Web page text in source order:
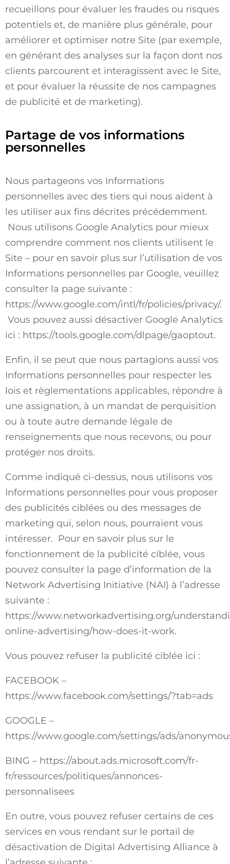
recueillons pour évaluer les fraudes ou risques
potentiels et, de manière plus générale, pour
améliorer et optimiser notre Site (par exemple,
en générant des analyses sur la façon dont nos
clients parcourent et interagissent avec le Site,
et pour évaluer la réussite de nos campagnes
de publicité et de marketing).
Partage de vos informations
personnelles
Nous partageons vos Informations
personnelles avec des tiers qui nous aident à
les utiliser aux fins décrites précédemment.
Nous utilisons Google Analytics pour mieux
comprendre comment nos clients utilisent le
Site – pour en savoir plus sur l’utilisation de vos
Informations personnelles par Google, veuillez
consulter la page suivante :
https://www.google.com/intl/fr/policies/privacy/.
Vous pouvez aussi désactiver Google Analytics
ici : https://tools.google.com/dlpage/gaoptout.
Enfin, il se peut que nous partagions aussi vos
Informations personnelles pour respecter les
lois et règlementations applicables, répondre à
une assignation, à un mandat de perquisition
ou à toute autre demande légale de
renseignements que nous recevons, ou pour
protéger nos droits.
Comme indiqué ci-dessus, nous utilisons vos
Informations personnelles pour vous proposer
des publicités ciblées ou des messages de
marketing qui, selon nous, pourraient vous
intéresser. Pour en savoir plus sur le
fonctionnement de la publicité ciblée, vous
pouvez consulter la page d’information de la
Network Advertising Initiative (NAI) à l’adresse
suivante :
https://www.networkadvertising.org/
online-advertising/how-does-it-work.
Vous pouvez refuser la publicité ciblée ici :
FACEBOOK –
https://www.facebook.com/settings/?tab=ads
GOOGLE –
https://www.google.com/settings/ads/
BING – https://about.ads.microsoft.com/fr-
fr/ressources/politiques/annonces-
personnalisees
En outre, vous pouvez refuser certains de ces
services en vous rendant sur le portail de
désactivation de Digital Advertising Alliance à